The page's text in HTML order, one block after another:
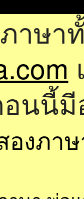
ภาษ
นนี้มี